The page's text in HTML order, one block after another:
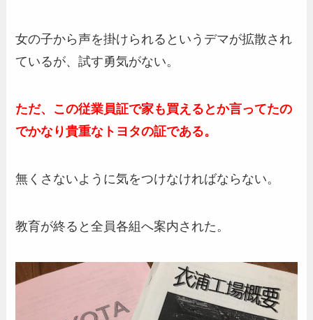
女の子から声を掛けられるというデマが拡散され
ているが、試す勇気がない。
ただ、この従業員証で家も買えるとか言ってたの
でかなり貴重なトヨタの証である。
無くさないように気をつけなければならない。
教育が終ると全員各組へ案内された。